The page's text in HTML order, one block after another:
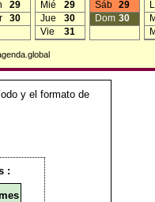
29
30
Mié
29
Jue
30
Vie
31
Sáb 29
Dom 30
y el formato de
: